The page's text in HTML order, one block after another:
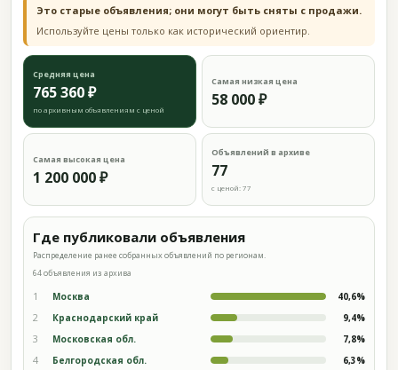
Это старые объявления; они могут быть сняты с продажи.
Используйте цены только как исторический ориентир.
Средняя цена
765 360 ₽
по архивным объявлениям с ценой
Самая низкая цена
58 000 ₽
Самая высокая цена
1 200 000 ₽
Объявлений в архиве
77
с ценой: 77
Где публиковали объявления
Распределение ранее собранных объявлений по регионам.
64 объявления из архива
1 Москва 40,6%
2 Краснодарский край 9,4%
3 Московская обл. 7,8%
4 Белгородская обл. 6,3%